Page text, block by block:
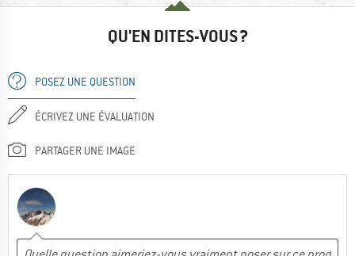
QU'EN DITES-VOUS ?
POSEZ UNE QUESTION
ÉCRIVEZ UNE ÉVALUATION
PARTAGER UNE IMAGE